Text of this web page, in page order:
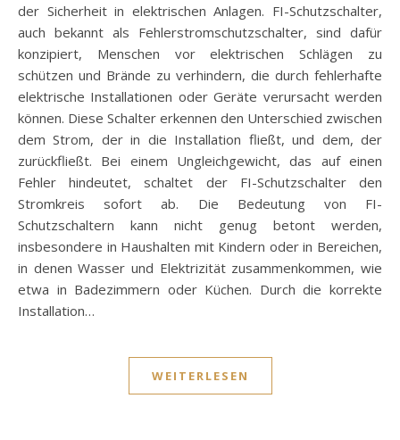
der Sicherheit in elektrischen Anlagen. FI-Schutzschalter,
auch bekannt als Fehlerstromschutzschalter, sind dafür
konzipiert, Menschen vor elektrischen Schlägen zu
schützen und Brände zu verhindern, die durch fehlerhafte
elektrische Installationen oder Geräte verursacht werden
können. Diese Schalter erkennen den Unterschied zwischen
dem Strom, der in die Installation fließt, und dem, der
zurückfließt. Bei einem Ungleichgewicht, das auf einen
Fehler hindeutet, schaltet der FI-Schutzschalter den
Stromkreis sofort ab. Die Bedeutung von FI-
Schutzschaltern kann nicht genug betont werden,
insbesondere in Haushalten mit Kindern oder in Bereichen,
in denen Wasser und Elektrizität zusammenkommen, wie
etwa in Badezimmern oder Küchen. Durch die korrekte
Installation…
WEITERLESEN